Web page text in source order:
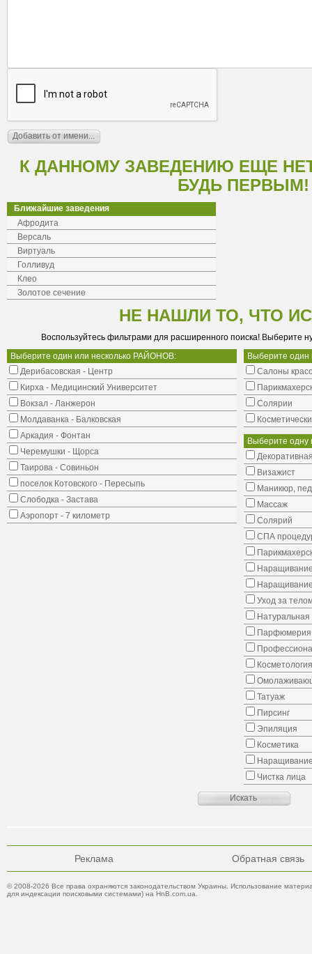
К ДАННОМУ ЗАВЕДЕНИЮ ЕЩЕ
БУДЬ ПЕРВЫМ!
Ближайшие заведения
Афродита
Версаль
Виртуаль
Голливуд
Клео
Золотое сечение
НЕ НАШЛИ ТО, ЧТО
Воспользуйтесь фильтрами для расширенного поиска! Выберите
Выберите один или несколько РАЙОНОВ:
Дерибасовская - Центр
Кирха - Медицинский Университет
Вокзал - Ланжерон
Молдаванка - Балковская
Аркадия - Фонтан
Черемушки - Щорса
Таирова - Совиньон
поселок Котовского - Пересыпь
Слободка - Застава
Аэропорт - 7 километр
Выберите
Салоны
Солярии
Выберите одну
Визажист
Маникюр,
Массаж
Солярий
СПА
Уход за
Натуральная
Парфюмерия
Косметология
Татуаж
Пирсинг
Эпиляция
Косметика
Чистка лица
Реклама Обратная связь
© 2008-2026 Все права охраняются законодательством Украины. Использование
для индексации поисковыми системами) на HnB.com.ua.